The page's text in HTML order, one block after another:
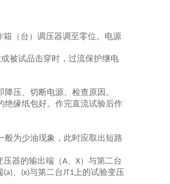
（台）调压器调至零位。电源
被试品击穿时，过流保护继电
降压、切断电源、检查原因。
绝缘纸包好。作完直流试验后作
般为少油现象，此时应取出短路
压器的输出端（A、 X）与第二台
(a)、 (x)与第二台JT1上的试验变压